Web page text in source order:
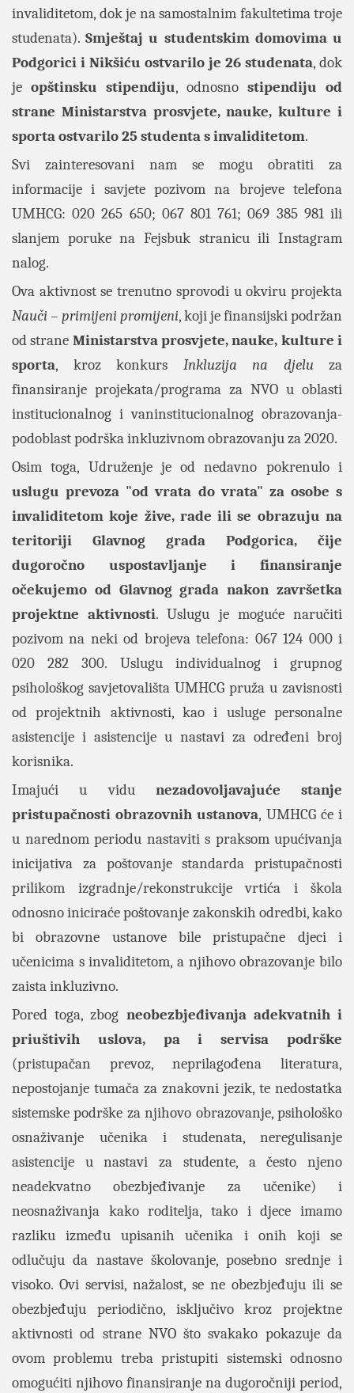
invaliditetom, dok je na samostalnim fakultetima troje
studenata).Smještaj u studentskim domovima u
Podgorici i Nikšiću ostvarilo je 26 studenata, dok
je opštinsku stipendiju, odnosno stipendiju od
strane Ministarstva prosvjete, nauke, kulture i
sporta ostvarilo 25 studenta s invaliditetom.
Svi zainteresovani nam se mogu obratiti za
informacije i savjete pozivom na brojeve telefona
UMHCG: 020 265 650; 067 801 761; 069 385 981 ili
slanjem poruke na Fejsbuk stranicuiliInstagram
nalog.
Ova aktivnost se trenutno sprovodi u okviru projekta
Nauči – primijeni promijeni, koji je finansijski podržan
od strane Ministarstva prosvjete, nauke, kulture i
sporta, kroz konkurs Inkluzija na djeluza
finansiranje projekata/programa za NVO u oblasti
institucionalnog i vaninstitucionalnog obrazovanja-
podoblast podrška inkluzivnom obrazovanju za 2020.
Osim toga, Udruženje je od nedavno pokrenulo i
uslugu prevoza "od vrata do vrata" za osobe s
invaliditetom koje žive, rade ili se obrazuju na
teritoriji Glavnog grada Podgorica, čije
dugoročno uspostavljanje i finansiranje
očekujemo od Glavnog grada nakon završetka
projektne aktivnosti. Uslugu je moguće naručiti
pozivom na neki od brojeva telefona: 067 124 000 i
020 282 300. Uslugu individualnog i grupnog
psihološkog savjetovališta UMHCG pruža u zavisnosti
od projektnih aktivnosti, kao i usluge personalne
asistencije i asistencije u nastavi za određeni broj
korisnika.
Imajući u vidu nezadovoljavajuće stanje
pristupačnosti obrazovnih ustanova, UMHCG će i
u narednom periodu nastaviti s praksom upućivanja
inicijativa za poštovanje standarda pristupačnosti
prilikom izgradnje/rekonstrukcije vrtića i škola
odnosno iniciraće poštovanje zakonskih odredbi, kako
bi obrazovne ustanove bile pristupačne djeci i
učenicima s invaliditetom, a njihovo obrazovanje bilo
zaista inkluzivno.
Pored toga, zbog neobezbjeđivanja adekvatnih i
priuštivih uslova, pa i servisa podrške
(pristupačan prevoz, neprilagođena literatura,
nepostojanje tumača za znakovni jezik, te nedostatka
sistemske podrške za njihovo obrazovanje, psihološko
osnaživanje učenika i studenata, neregulisanje
asistencije u nastavi za studente, a često njeno
neadekvatno obezbjeđivanje za učenike) i
neosnaživanja kako roditelja, tako i djece imamo
razliku između upisanih učenika i onih koji se
odlučuju da nastave školovanje, posebno srednje i
visoko. Ovi servisi, nažalost, se ne obezbjeđuju ili se
obezbjeđuju periodično, isključivo kroz projektne
aktivnosti od strane NVO što svakako pokazuje da
ovom problemu treba pristupiti sistemski odnosno
omogućiti njihovo finansiranje na dugoročniji period,